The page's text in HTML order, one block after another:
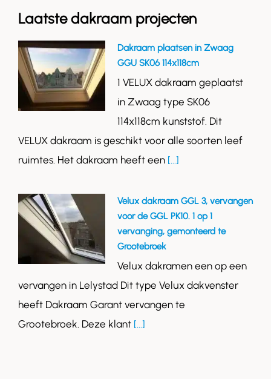
Laatste dakraam projecten
Dakraam plaatsen in Zwaag
GGU SK06 114x118cm
1 VELUX dakraam geplaatst
in Zwaag type SK06
114x118cm kunststof. Dit
VELUX dakraam is geschikt voor alle soorten leef
ruimtes. Het dakraam heeft een [...]
Velux dakraam GGL 3, vervangen
voor de GGL PK10. 1 op 1
vervanging, gemonteerd te
Grootebroek
Velux dakramen een op een
vervangen in Lelystad Dit type Velux dakvenster
heeft Dakraam Garant vervangen te
Grootebroek. Deze klant [...]